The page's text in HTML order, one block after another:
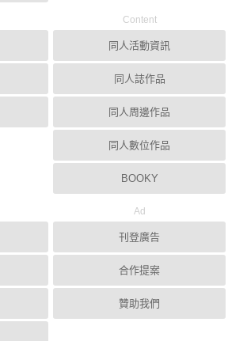
Content
同人活動資訊
同人誌作品
同人周邊作品
同人數位作品
BOOKY
Ad
刊登廣告
合作提案
贊助我們